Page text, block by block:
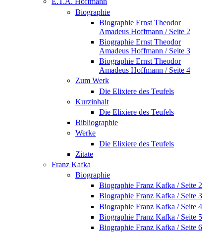
Biographie
Biographie Ernst Theodor
Amadeus Hoffmann / Seite 2
Biographie Ernst Theodor
Amadeus Hoffmann / Seite 3
Biographie Ernst Theodor
Amadeus Hoffmann / Seite 4
Zum Werk
Die Elixiere des Teufels
Kurzinhalt
Die Elixiere des Teufels
Bibliographie
Werke
Die Elixiere des Teufels
Zitate
Franz Kafka
Biographie
Biographie Franz Kafka / Seite 2
Biographie Franz Kafka / Seite 3
Biographie Franz Kafka / Seite 4
Biographie Franz Kafka / Seite 5
Biographie Franz Kafka / Seite 6